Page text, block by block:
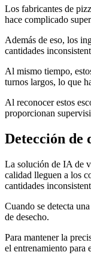
Los fabricantes de
hace complicado
Además de eso, los
cantidades
Al mismo tiempo,
turnos largos, lo que
Al reconocer estos
proporcionan
Detección de
La solución de IA de
calidad lleguen a los
cantidades
Cuando se detecta
de desecho.
Para mantener la
el entrenamiento para